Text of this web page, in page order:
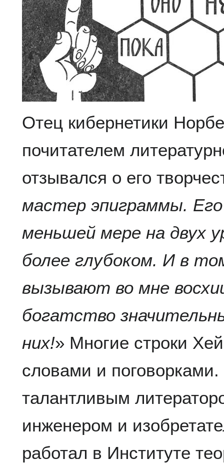
Отец кибернетики
почитателем
отзывался о его
мастер эпиграммы.
меньшей мере на двух
более глубоком. И в
вызывают во мне
богатство
них!» Многие строки
словами и
талантливым
инженером и
работал в Институте